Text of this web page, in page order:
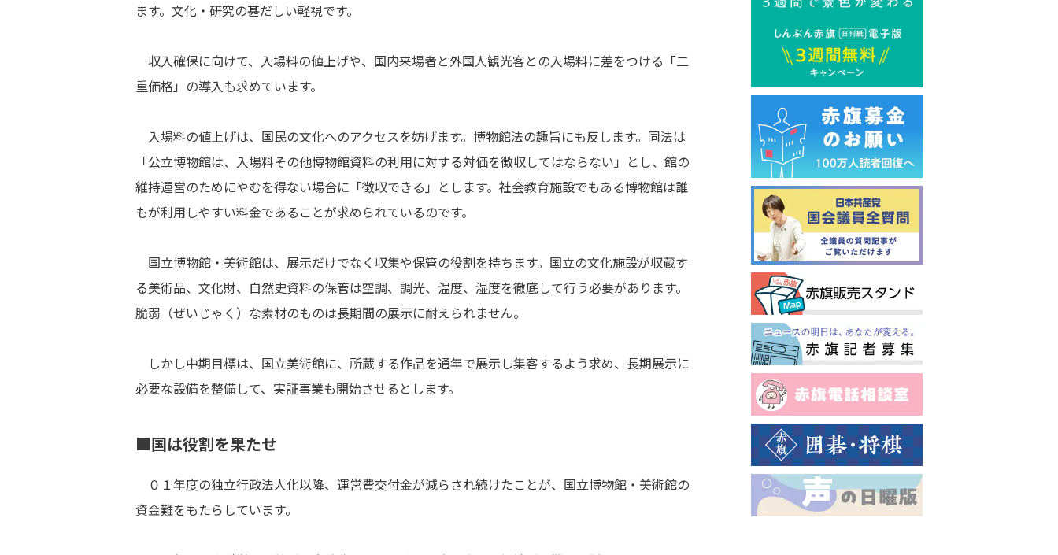
ます。文化・研究の甚だしい軽視です。
収入確保に向けて、入場料の値上げや、国内来場者と外国人観光客との入場料に差をつける「二
重価格」の導入も求めています。
入場料の値上げは、国民の文化へのアクセスを妨げます。博物館法の趣旨にも反します。同法は
「公立博物館は、入場料その他博物館資料の利用に対する対価を徴収してはならない」とし、館の
維持運営のためにやむを得ない場合に「徴収できる」とします。社会教育施設でもある博物館は誰
もが利用しやすい料金であることが求められているのです。
国立博物館・美術館は、展示だけでなく収集や保管の役割を持ちます。国立の文化施設が収蔵す
る美術品、文化財、自然史資料の保管は空調、調光、温度、湿度を徹底して行う必要があります。
脆弱（ぜいじゃく）な素材のものは長期間の展示に耐えられません。
しかし中期目標は、国立美術館に、所蔵する作品を通年で展示し集客するよう求め、長期展示に
必要な設備を整備して、実証事業も開始させるとします。
■国は役割を果たせ
０１年度の独立行政法人化以降、運営費交付金が減らされ続けたことが、国立博物館・美術館の
資金難をもたらしています。